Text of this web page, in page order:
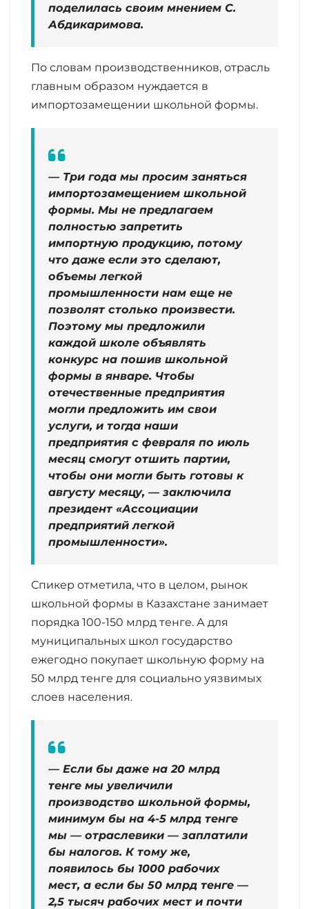
поделилась своим мнением С.
Абдикаримова.
По словам производственников, отрасль
главным образом нуждается в
импортозамещении школьной формы.
— Три года мы просим заняться
импортозамещением школьной
формы. Мы не предлагаем
полностью запретить
импортную продукцию, потому
что даже если это сделают,
объемы легкой
промышленности нам еще не
позволят столько произвести.
Поэтому мы предложили
каждой школе объявлять
конкурс на пошив школьной
формы в январе. Чтобы
отечественные предприятия
могли предложить им свои
услуги, и тогда наши
предприятия с февраля по июль
месяц смогут отшить партии,
чтобы они могли быть готовы к
августу месяцу, — заключила
президент «Ассоциации
предприятий легкой
промышленности».
Спикер отметила, что в целом, рынок
школьной формы в Казахстане занимает
порядка 100-150 млрд тенге. А для
муниципальных школ государство
ежегодно покупает школьную форму на
50 млрд тенге для социально уязвимых
слоев населения.
— Если бы даже на 20 млрд
тенге мы увеличили
производство школьной формы,
минимум бы на 4-5 млрд тенге
мы — отраслевики — заплатили
бы налогов. К тому же,
появилось бы 1000 рабочих
мест, а если бы 50 млрд тенге —
2,5 тысяч рабочих мест и почти